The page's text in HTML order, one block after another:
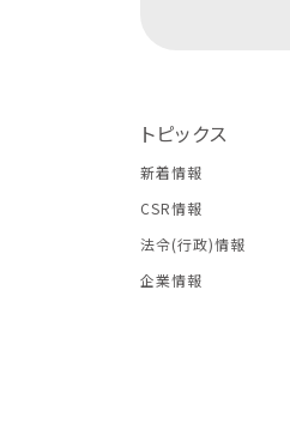
トピックス
新着情報
CSR情報
法令(行政)情報
企業情報